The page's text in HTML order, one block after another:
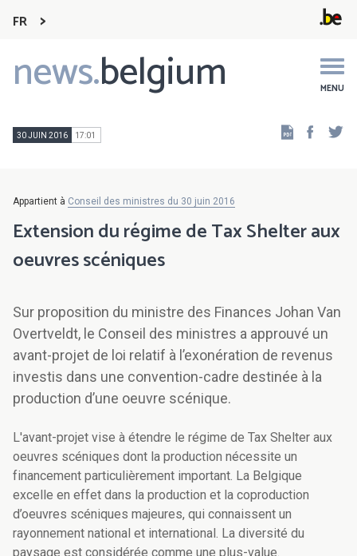
FR
news.belgium MENU
Main
navigation
30 JUIN 2016 17:01
Appartient à Conseil des ministres du 30 juin 2016
Extension du régime de Tax Shelter aux
oeuvres scéniques
Sur proposition du ministre des Finances Johan Van
Overtveldt, le Conseil des ministres a approuvé un
avant-projet de loi relatif à l’exonération de revenus
investis dans une convention-cadre destinée à la
production d’une oeuvre scénique.
L'avant-projet vise à étendre le régime de Tax Shelter aux
oeuvres scéniques dont la production nécessite un
financement particulièrement important. La Belgique
excelle en effet dans la production et la coproduction
d’oeuvres scéniques majeures, qui connaissent un
rayonnement national et international. La diversité du
paysage est considérée comme une plus-value.